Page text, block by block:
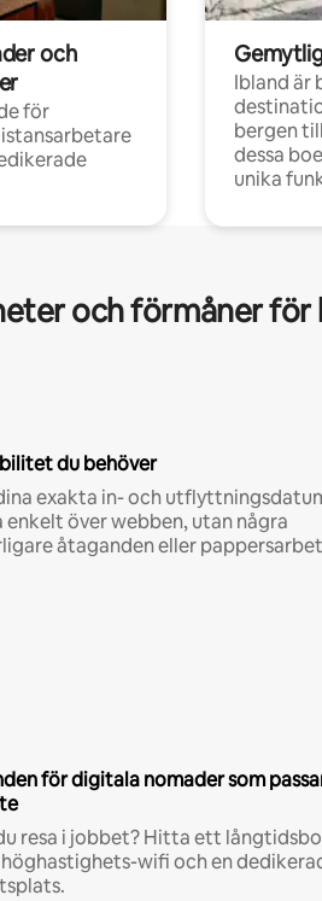
och
för
Ibland är
bergen
dessa
unika
och förmåner för
du behöver
exakta in- och
enkelt över webben, utan några
åtaganden eller
för digitala nomader som
resa i jobbet? Hitta ett
wifi och en